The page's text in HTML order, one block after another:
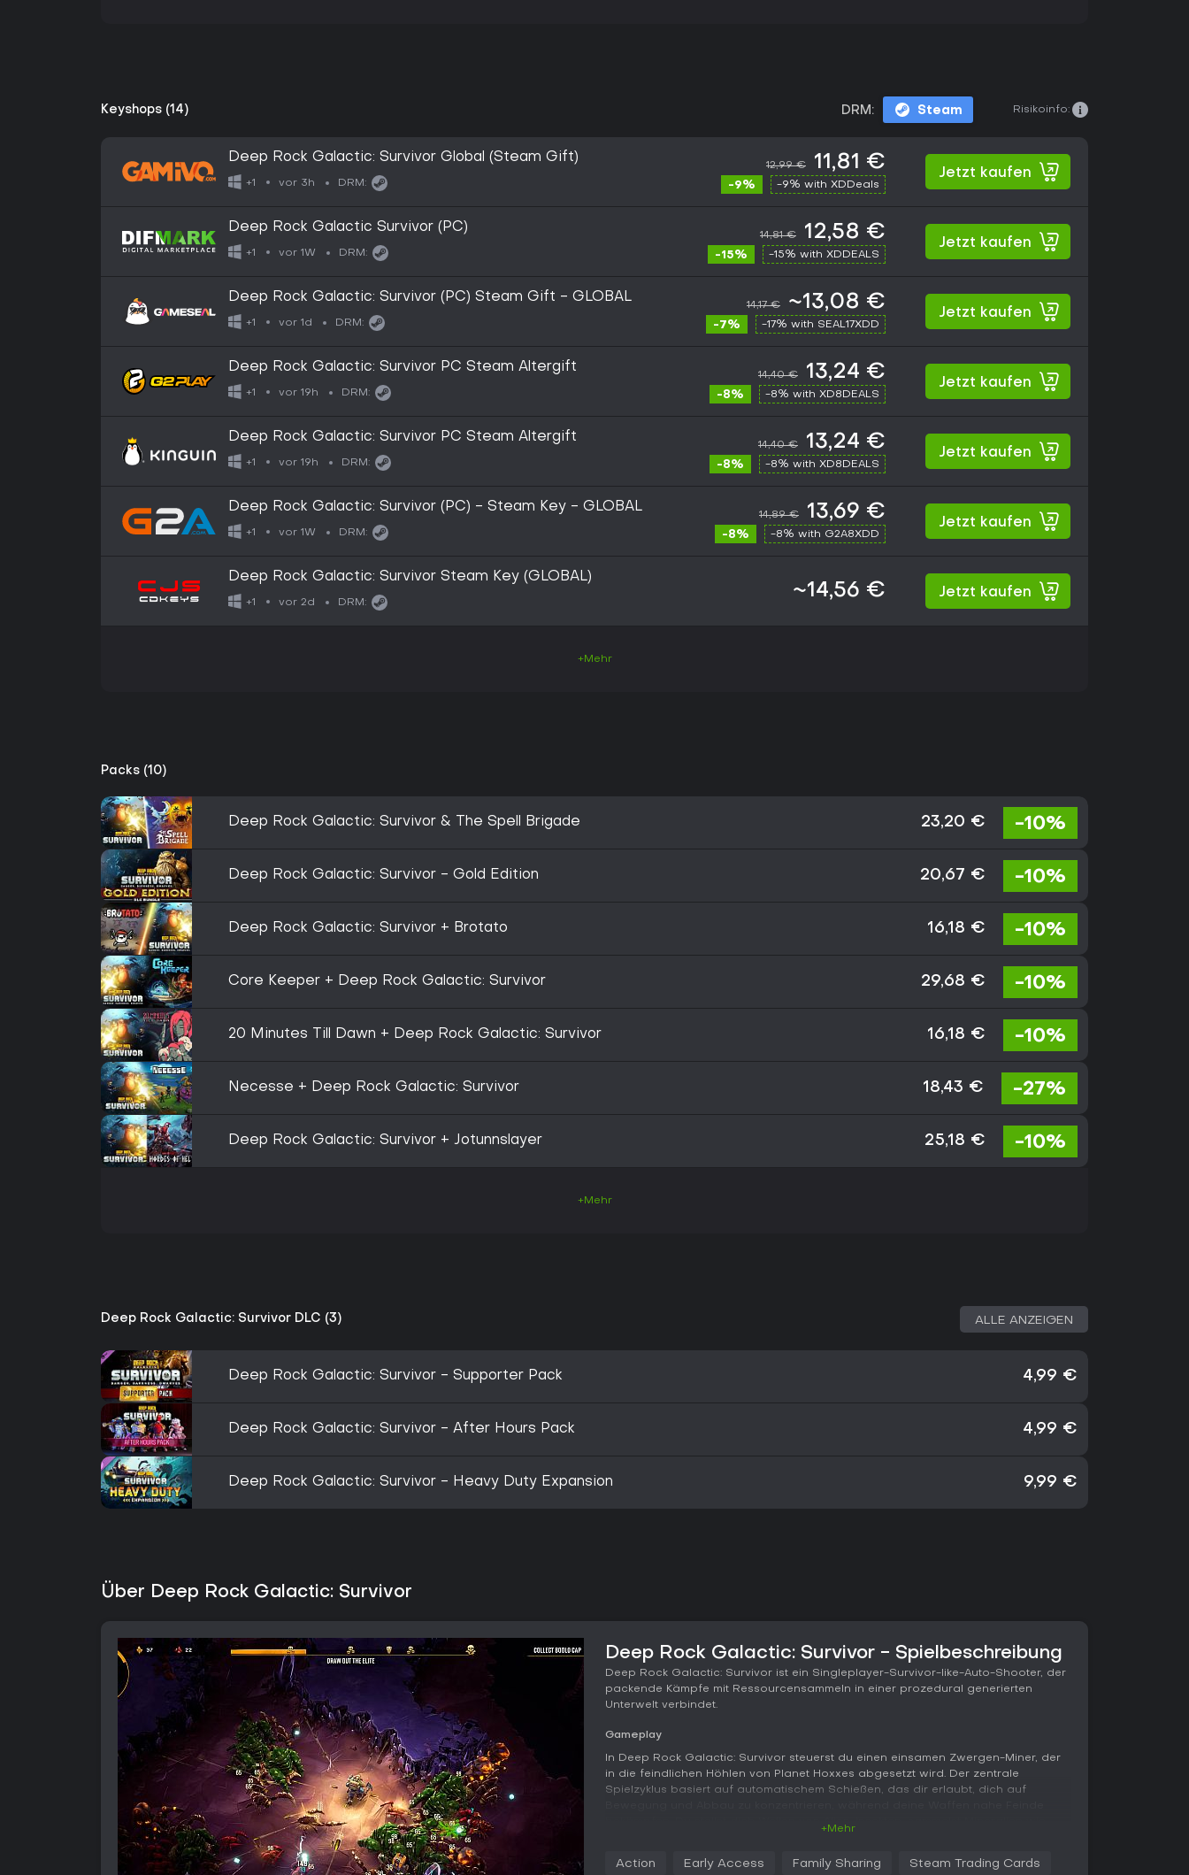
Keyshops (14) DRM: Steam Risikoinfo:
Deep Rock Galactic: Survivor Global (Steam Gift)
+1 vor 3h DRM:
12,99 € 11,81 €
-9% -9% with XDDeals
Jetzt kaufen
Deep Rock Galactic Survivor (PC)
+1 vor 1W DRM:
14,81 € 12,58 €
-15% -15% with XDDEALS
Jetzt kaufen
Deep Rock Galactic: Survivor (PC) Steam Gift - GLOBAL
+1 vor 1d DRM:
14,17 € ~13,08 €
-7% -17% with SEAL17XDD
Jetzt kaufen
Deep Rock Galactic: Survivor PC Steam Altergift
+1 vor 19h DRM:
14,40 € 13,24 €
-8% -8% with XD8DEALS
Jetzt kaufen
Deep Rock Galactic: Survivor PC Steam Altergift
+1 vor 19h DRM:
14,40 € 13,24 €
-8% -8% with XD8DEALS
Jetzt kaufen
Deep Rock Galactic: Survivor (PC) - Steam Key - GLOBAL
+1 vor 1W DRM:
14,89 € 13,69 €
-8% -8% with G2A8XDD
Jetzt kaufen
Deep Rock Galactic: Survivor Steam Key (GLOBAL)
+1 vor 2d DRM:
~14,56 € Jetzt kaufen
+Mehr
Packs (10)
Deep Rock Galactic: Survivor & The Spell Brigade 23,20 € -10%
Deep Rock Galactic: Survivor - Gold Edition 20,67 € -10%
Deep Rock Galactic: Survivor + Brotato 16,18 € -10%
Core Keeper + Deep Rock Galactic: Survivor 29,68 € -10%
20 Minutes Till Dawn + Deep Rock Galactic: Survivor 16,18 € -10%
Necesse + Deep Rock Galactic: Survivor 18,43 € -27%
Deep Rock Galactic: Survivor + Jotunnslayer 25,18 € -10%
+Mehr
Deep Rock Galactic: Survivor DLC (3) ALLE ANZEIGEN
Deep Rock Galactic: Survivor - Supporter Pack 4,99 €
Deep Rock Galactic: Survivor - After Hours Pack 4,99 €
Deep Rock Galactic: Survivor - Heavy Duty Expansion 9,99 €
Über Deep Rock Galactic: Survivor
Deep Rock Galactic: Survivor - Spielbeschreibung
Deep Rock Galactic: Survivor ist ein Singleplayer-Survivor-like-Auto-Shooter, der
packende Kämpfe mit Ressourcensammeln in einer prozedural generierten
Unterwelt verbindet.
Gameplay
In Deep Rock Galactic: Survivor steuerst du einen einsamen Zwergen-Miner, der
in die feindlichen Höhlen von Planet Hoxxes abgesetzt wird. Der zentrale
Spielzyklus basiert auf automatischem Schießen, das dir erlaubt, dich auf
Abschließen von Zielen und Überleben bis zum Extraction. Die Top-Down-
+Mehr
Action Early Access Family Sharing Steam Trading Cards